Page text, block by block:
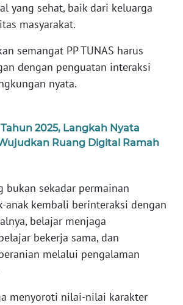
yang sehat, baik dari keluarga
masyarakat.
semangat PP TUNAS harus
dengan penguatan interaksi
nyata.
2025, Langkah Nyata
Ruang Digital Ramah
bukan sekadar permainan
anak kembali berinteraksi dengan
belajar menjaga
bekerja sama, dan
melalui pengalaman
menyoroti nilai-nilai karakter